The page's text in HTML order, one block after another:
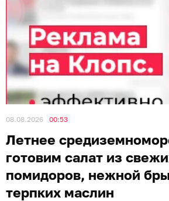
08.08.2026 00:53
Летнее
готовим салат из
помидоров, нежной
терпких маслин